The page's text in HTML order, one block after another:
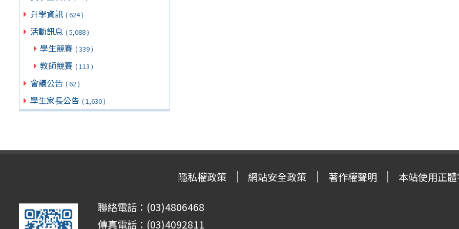
升學資訊 ( 624 )
活動訊息 ( 5,088 )
學生競賽 ( 339 )
教師競賽 ( 113 )
會議公告 ( 62 )
學生家長公告 ( 1,630 )
隱私權政策 網站安全政策 著作權聲明 本站使用正
聯絡電話：(03)4806468
傳真電話：(03)4092811